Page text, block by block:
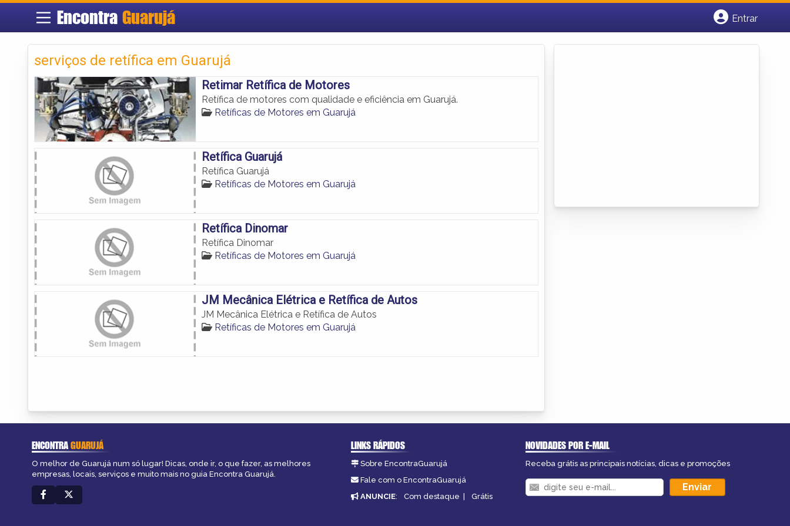
EncontraGuarujá
Entrar
serviços de retífica em Guarujá
Retimar Retífica de Motores
Retífica de motores com qualidade e eficiência em Guarujá.
Retíficas de Motores em Guarujá
Retífica Guarujá
Retífica Guarujá
Retíficas de Motores em Guarujá
Retífica Dinomar
Retífica Dinomar
Retíficas de Motores em Guarujá
JM Mecânica Elétrica e Retífica de Autos
JM Mecânica Elétrica e Retífica de Autos
Retíficas de Motores em Guarujá
ENCONTRAGUARUJÁ
O melhor de Guarujá num só lugar! Dicas, onde ir, o que fazer, as melhores
empresas, locais, serviços e muito mais no guia Encontra Guarujá.
LINKS RÁPIDOS
Sobre EncontraGuarujá
Fale com o EncontraGuarujá
ANUNCIE: Com destaque | Grátis
NOVIDADES POR E-MAIL
Receba grátis as principais notícias, dicas e promoções